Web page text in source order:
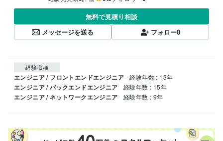
無料で見積り相談
メッセージを送る
フォロー0
経験職種
エンジニア / フロントエンドエンジニア 経験年数 : 13年
エンジニア / バックエンドエンジニア 経験年数 : 15年
エンジニア / ネットワークエンジニア 経験年数 : 9年